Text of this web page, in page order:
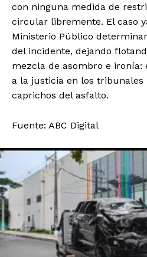
con ninguna medida de
circular libremente. El caso
Ministerio Público
del incidente, dejando
mezcla de asombro e ironía:
a la justicia en los tribunales
caprichos del asfalto.
Fuente: ABC Digital